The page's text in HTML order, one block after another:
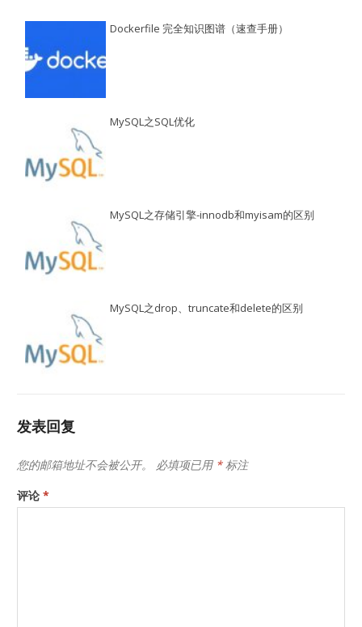
Dockerfile 完全知识图谱（速查手册）
MySQL之SQL优化
MySQL之存储引擎-innodb和myisam的区别
MySQL之drop、truncate和delete的区别
发表回复
您的邮箱地址不会被公开。 必填项已用 *标注
评论*